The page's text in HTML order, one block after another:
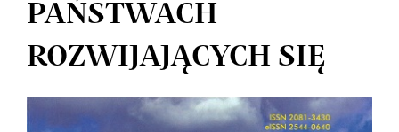
PAŃSTWACH
ROZWIJAJĄCYCH SIĘ
Article